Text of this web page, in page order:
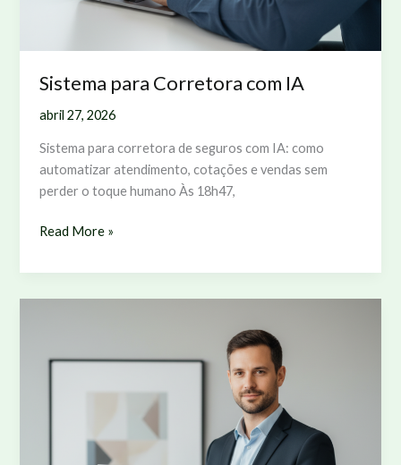
Sistema para Corretora com IA
abril 27, 2026
Sistema para corretora de seguros com IA: como
automatizar atendimento, cotações e vendas sem
perder o toque humano Às 18h47,
Sistema
Corretora
com
Read More »